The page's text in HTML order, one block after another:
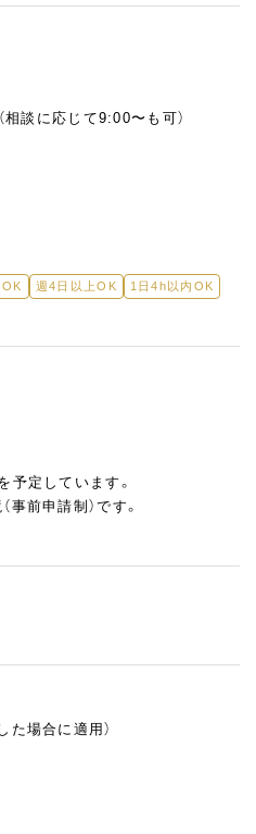
談に応じて9:00〜も可）
OK 週4日以上OK
1日4h以内OK
定しています。
前申請制）です。
た場合に適用）